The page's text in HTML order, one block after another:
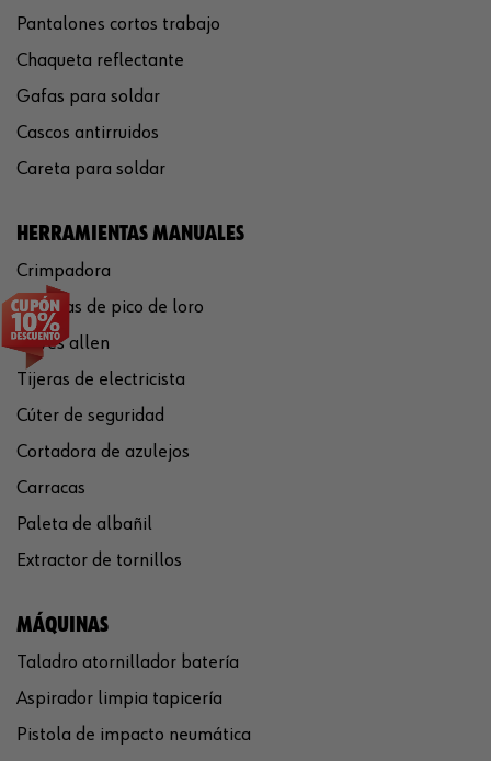
Pantalones cortos trabajo
Chaqueta reflectante
Gafas para soldar
Cascos antirruidos
Careta para soldar
HERRAMIENTAS MANUALES
Crimpadora
Tenazas de pico de loro
Llaves allen
Tijeras de electricista
Cúter de seguridad
Cortadora de azulejos
Carracas
Paleta de albañil
Extractor de tornillos
MÁQUINAS
Taladro atornillador batería
Aspirador limpia tapicería
Pistola de impacto neumática